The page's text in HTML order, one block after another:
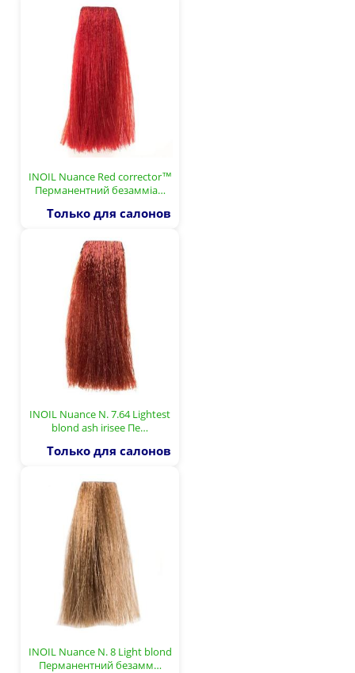
INOIL Nuance Red corrector™
Перманентний безамміа…
Только для салонов
INOIL Nuance N. 7.64 Lightest
blond ash irisee Пе…
Только для салонов
INOIL Nuance N. 8 Light blond
Перманентний безамм…